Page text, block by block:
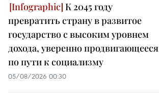
К 2045 году
превратить страну в развитое
государство с высоким уровнем
дохода, уверенно продвигающееся
по пути к социализму
05/08/2026 00:30